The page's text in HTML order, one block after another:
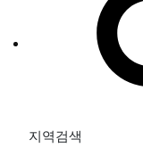
지역검색